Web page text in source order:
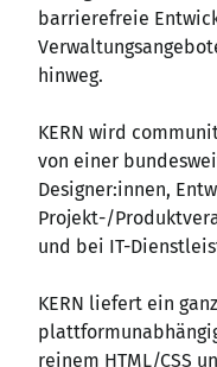
barrierefreie
hinweg.
KERN wird
von einer
Designer:innen,
Projekt-/
und bei IT-
KERN liefert ein
reinem HTML/CSS